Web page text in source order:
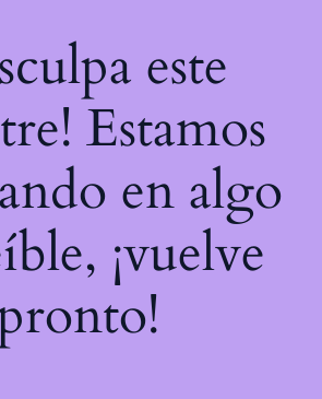
este
Estamos
en algo
¡vuelve